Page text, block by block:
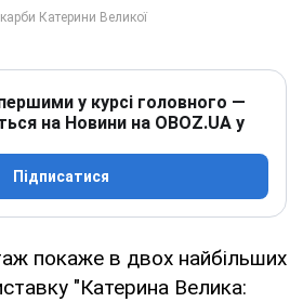
у курсі головного —
на Новини на OBOZ.UA у
Підписатися
покаже в двох найбільших
"Катерина Велика: